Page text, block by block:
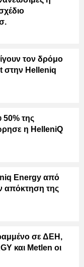
τον δρόμο
στην Helleniq
50% της
η HelleniQ
Energy από
απόκτηση της
σε ΔΕΗ,
και Metlen οι